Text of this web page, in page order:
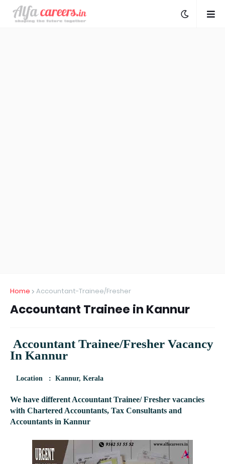
Home Accountant-Trainee/Fresher
Accountant Trainee in Kannur
Accountant Trainee/Fresher Vacancy
In Kannur
Location : Kannur, Kerala
We have different Accountant Trainee/ Fresher vacancies
with Chartered Accountants, Tax Consultants and
Accountants in Kannur